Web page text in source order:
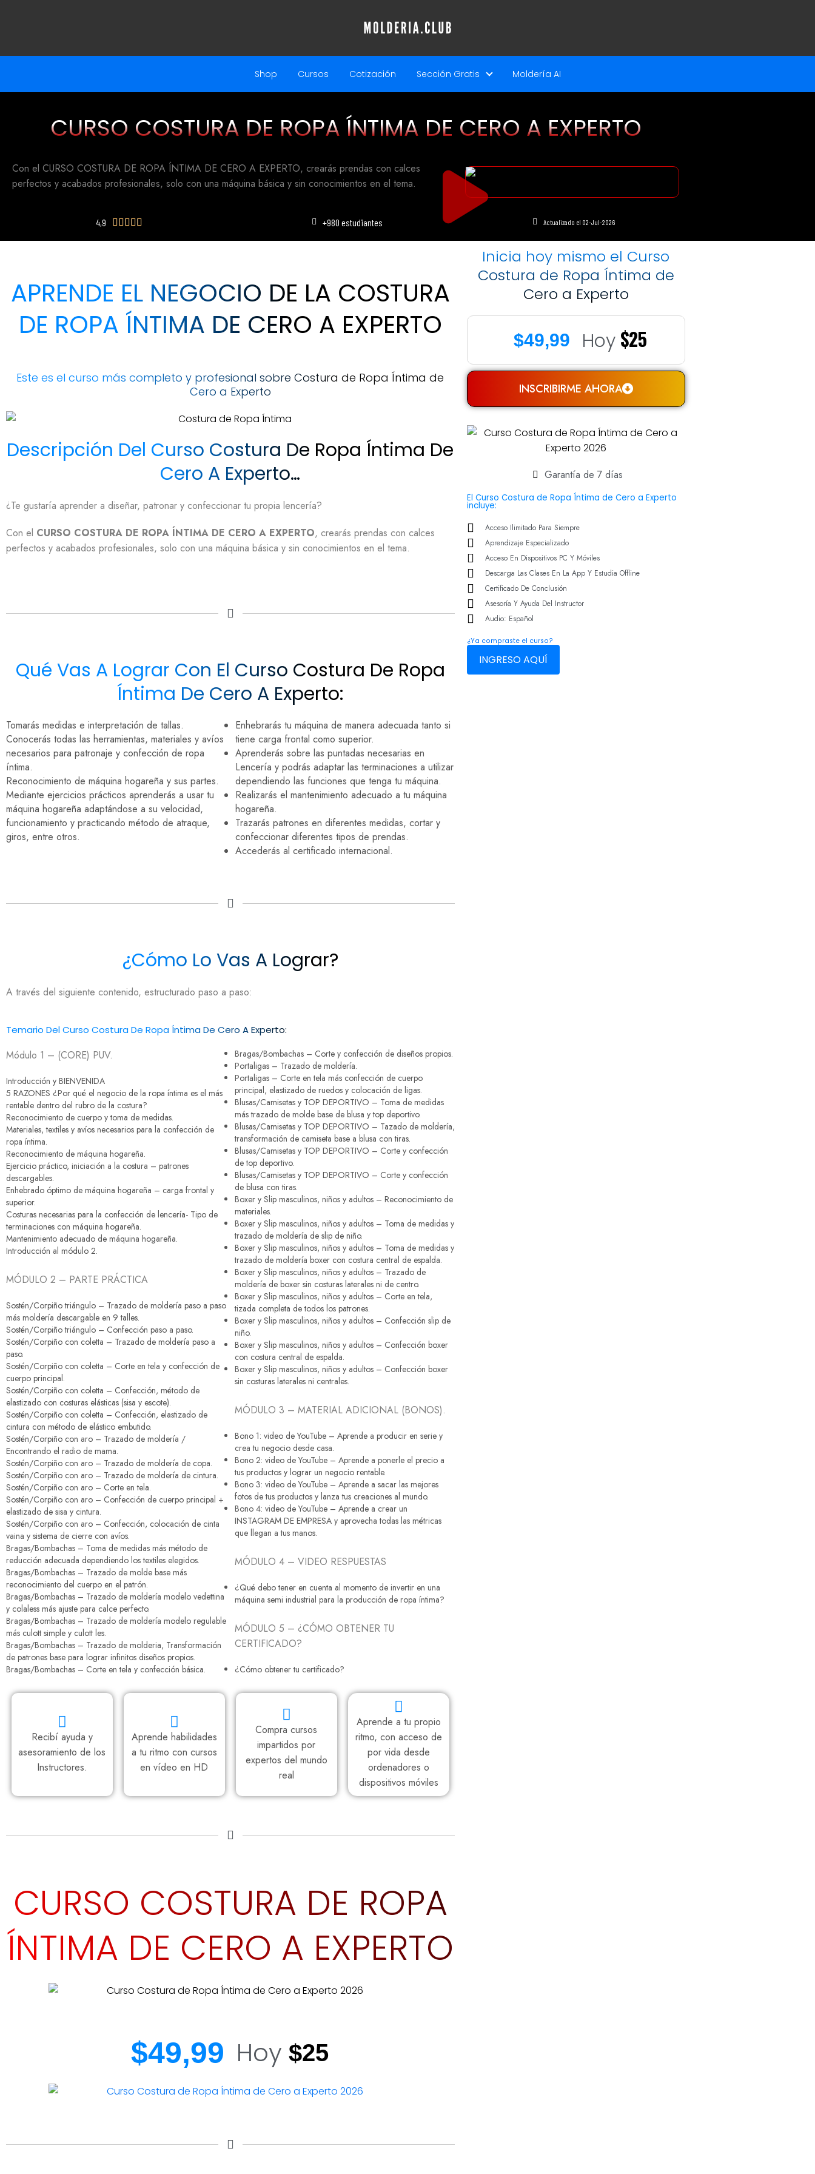
Shop Cursos Cotización Sección Gratis Moldería AI
CURSO COSTURA DE ROPA ÍNTIMA DE CERO A EXPERTO
Con el CURSO COSTURA DE ROPA ÍNTIMA DE CERO A EXPERTO, crearás prendas con calces
perfectos y acabados profesionales, solo con una máquina básica y sin conocimientos en el tema.
4,9      +980 estudiantes Actualizado el 02-Jul-2026
APRENDE EL NEGOCIO DE LA COSTURA
DE ROPA ÍNTIMA DE CERO A EXPERTO
Este es el curso más completo y profesional sobre Costura de Ropa Íntima de
Cero a Experto
Descripción Del Curso Costura De Ropa Íntima De
Cero A Experto…
¿Te gustaría aprender a diseñar, patronar y confeccionar tu propia lencería?
Con el CURSO COSTURA DE ROPA ÍNTIMA DE CERO A EXPERTO, crearás prendas con calces
perfectos y acabados profesionales, solo con una máquina básica y sin conocimientos en el tema.
Qué Vas A Lograr Con El Curso Costura De Ropa
Íntima De Cero A Experto:
Tomarás medidas e interpretación de tallas.
Conocerás todas las herramientas, materiales y avíos
necesarios para patronaje y confección de ropa
íntima.
Reconocimiento de máquina hogareña y sus partes.
Mediante ejercicios prácticos aprenderás a usar tu
máquina hogareña adaptándose a su velocidad,
funcionamiento y practicando método de atraque,
giros, entre otros.
Enhebrarás tu máquina de manera adecuada tanto si
tiene carga frontal como superior.
Aprenderás sobre las puntadas necesarias en
Lencería y podrás adaptar las terminaciones a utilizar
dependiendo las funciones que tenga tu máquina.
Realizarás el mantenimiento adecuado a tu máquina
hogareña.
Trazarás patrones en diferentes medidas, cortar y
confeccionar diferentes tipos de prendas.
Accederás al certificado internacional.
¿Cómo Lo Vas A Lograr?
A través del siguiente contenido, estructurado paso a paso:
Temario Del Curso Costura De Ropa Íntima De Cero A Experto:
Módulo 1 – (CORE) PUV.
Introducción y BIENVENIDA
5 RAZONES ¿Por qué el negocio de la ropa íntima es el más
rentable dentro del rubro de la costura?
Reconocimiento de cuerpo y toma de medidas.
Materiales, textiles y avíos necesarios para la confección de
ropa íntima.
Reconocimiento de máquina hogareña.
Ejercicio práctico, iniciación a la costura – patrones
descargables.
Enhebrado óptimo de máquina hogareña – carga frontal y
superior.
Costuras necesarias para la confección de lencería- Tipo de
terminaciones con máquina hogareña.
Mantenimiento adecuado de máquina hogareña.
Introducción al módulo 2.
MÓDULO 2 – PARTE PRÁCTICA
Sostén/Corpiño triángulo – Trazado de moldería paso a paso
más moldería descargable en 9 talles.
Sostén/Corpiño triángulo – Confección paso a paso.
Sostén/Corpiño con coletta – Trazado de moldería paso a
paso.
Sostén/Corpiño con coletta – Corte en tela y confección de
cuerpo principal.
Sostén/Corpiño con coletta – Confección, método de
elastizado con costuras elásticas (sisa y escote).
Sostén/Corpiño con coletta – Confección, elastizado de
cintura con método de elástico embutido.
Sostén/Corpiño con aro – Trazado de moldería /
Encontrando el radio de mama.
Sostén/Corpiño con aro – Trazado de moldería de copa.
Sostén/Corpiño con aro – Trazado de moldería de cintura.
Sostén/Corpiño con aro – Corte en tela.
Sostén/Corpiño con aro – Confección de cuerpo principal +
elastizado de sisa y cintura.
Sostén/Corpiño con aro – Confección, colocación de cinta
vaina y sistema de cierre con avíos.
Bragas/Bombachas – Toma de medidas más método de
reducción adecuada dependiendo los textiles elegidos.
Bragas/Bombachas – Trazado de molde base más
reconocimiento del cuerpo en el patrón.
Bragas/Bombachas – Trazado de moldería modelo vedettina
y colaless más ajuste para calce perfecto.
Bragas/Bombachas – Trazado de moldería modelo regulable
más culott simple y culott les.
Bragas/Bombachas – Trazado de molderia, Transformación
de patrones base para lograr infinitos diseños propios.
Bragas/Bombachas – Corte en tela y confección básica.
Bragas/Bombachas – Corte y confección de diseños propios.
Portaligas – Trazado de moldería.
Portaligas – Corte en tela más confección de cuerpo
principal, elastizado de ruedos y colocación de ligas.
Blusas/Camisetas y TOP DEPORTIVO – Toma de medidas
más trazado de molde base de blusa y top deportivo.
Blusas/Camisetas y TOP DEPORTIVO – Tazado de moldería,
transformación de camiseta base a blusa con tiras.
Blusas/Camisetas y TOP DEPORTIVO – Corte y confección
de top deportivo.
Blusas/Camisetas y TOP DEPORTIVO – Corte y confección
de blusa con tiras.
Boxer y Slip masculinos, niños y adultos – Reconocimiento de
materiales.
Boxer y Slip masculinos, niños y adultos – Toma de medidas y
trazado de moldería de slip de niño.
Boxer y Slip masculinos, niños y adultos – Toma de medidas y
trazado de moldería boxer con costura central de espalda.
Boxer y Slip masculinos, niños y adultos – Trazado de
moldería de boxer sin costuras laterales ni de centro.
Boxer y Slip masculinos, niños y adultos – Corte en tela,
tizada completa de todos los patrones.
Boxer y Slip masculinos, niños y adultos – Confección slip de
niño.
Boxer y Slip masculinos, niños y adultos – Confección boxer
con costura central de espalda.
Boxer y Slip masculinos, niños y adultos – Confección boxer
sin costuras laterales ni centrales.
MÓDULO 3 – MATERIAL ADICIONAL (BONOS).
Bono 1: video de YouTube – Aprende a producir en serie y
crea tu negocio desde casa.
Bono 2: video de YouTube – Aprende a ponerle el precio a
tus productos y lograr un negocio rentable.
Bono 3: video de YouTube – Aprende a sacar las mejores
fotos de tus productos y lanza tus creaciones al mundo.
Bono 4: video de YouTube – Aprende a crear un
INSTAGRAM DE EMPRESA y aprovecha todas las métricas
que llegan a tus manos.
MÓDULO 4 – VIDEO RESPUESTAS
¿Qué debo tener en cuenta al momento de invertir en una
máquina semi industrial para la producción de ropa íntima?
MÓDULO 5 – ¿CÓMO OBTENER TU
CERTIFICADO?
¿Cómo obtener tu certificado?
Recibí ayuda y
asesoramiento de los
Instructores.
Aprende habilidades
a tu ritmo con cursos
en vídeo en HD
Compra cursos
impartidos por
expertos del mundo
real
Aprende a tu propio
ritmo, con acceso de
por vida desde
ordenadores o
dispositivos móviles
CURSO COSTURA DE ROPA
ÍNTIMA DE CERO A EXPERTO
$49,99 Hoy $25
Inicia hoy mismo el Curso
Costura de Ropa Íntima de
Cero a Experto
$49,99 Hoy $25
INSCRIBIRME AHORA
Garantía de 7 días
El Curso Costura de Ropa Íntima de Cero a Experto
incluye:
Acceso Ilimitado Para Siempre
Aprendizaje Especializado
Acceso En Dispositivos PC Y Móviles
Descarga Las Clases En La App Y Estudia Offline
Certificado De Conclusión
Asesoría Y Ayuda Del Instructor
Audio: Español
¿Ya compraste el curso?
INGRESO AQUÍ